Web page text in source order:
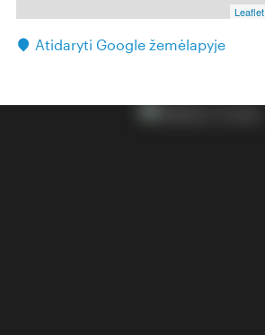
Leaflet
Atidaryti Google žemėlapyje